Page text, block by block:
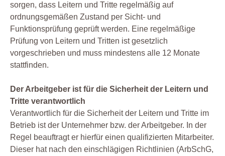
sorgen, dass Leitern und Tritte regelmäßig auf
ordnungsgemäßen Zustand per Sicht- und
Funktionsprüfung geprüft werden. Eine regelmäßige
Prüfung von Leitern und Tritten ist gesetzlich
vorgeschrieben und muss mindestens alle 12 Monate
stattfinden.
Der Arbeitgeber ist für die Sicherheit der Leitern und
Tritte verantwortlich
Verantwortlich für die Sicherheit der Leitern und Tritte im
Betrieb ist der Unternehmer bzw. der Arbeitgeber. In der
Regel beauftragt er hierfür einen qualifizierten Mitarbeiter.
Dieser hat nach den einschlägigen Richtlinien (ArbSchG,